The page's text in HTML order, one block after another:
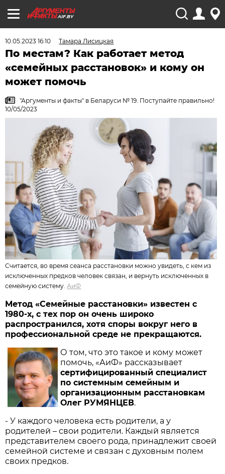
AIF.BY
10.05.2023 16:10 Тамара Лисицкая
По местам? Как работает метод
«семейных расстановок» и кому он
может помочь
"Аргументы и факты" в Беларуси № 19. Поступайте правильно!
10/05/2023
Считается, во время сеанса расстановки можно увидеть, с кем из
исключенных предков человек связан, и вернуть исключенных в
семейную систему. АиФ
Метод «Семейные расстановки» известен с
1980-х, с тех пор он очень широко
распространился, хотя споры вокруг него в
профессиональной среде не прекращаются.
О том, что это такое и кому может
помочь, «АиФ» рассказывает
сертифицированный специалист
по системным семейным и
организационным расстановкам
Олег РУМЯНЦЕВ.
- У каждого человека есть родители, а у
родителей – свои родители. Каждый является
представителем своего рода, принадлежит своей
семейной системе и связан с духовным полем
своих предков.